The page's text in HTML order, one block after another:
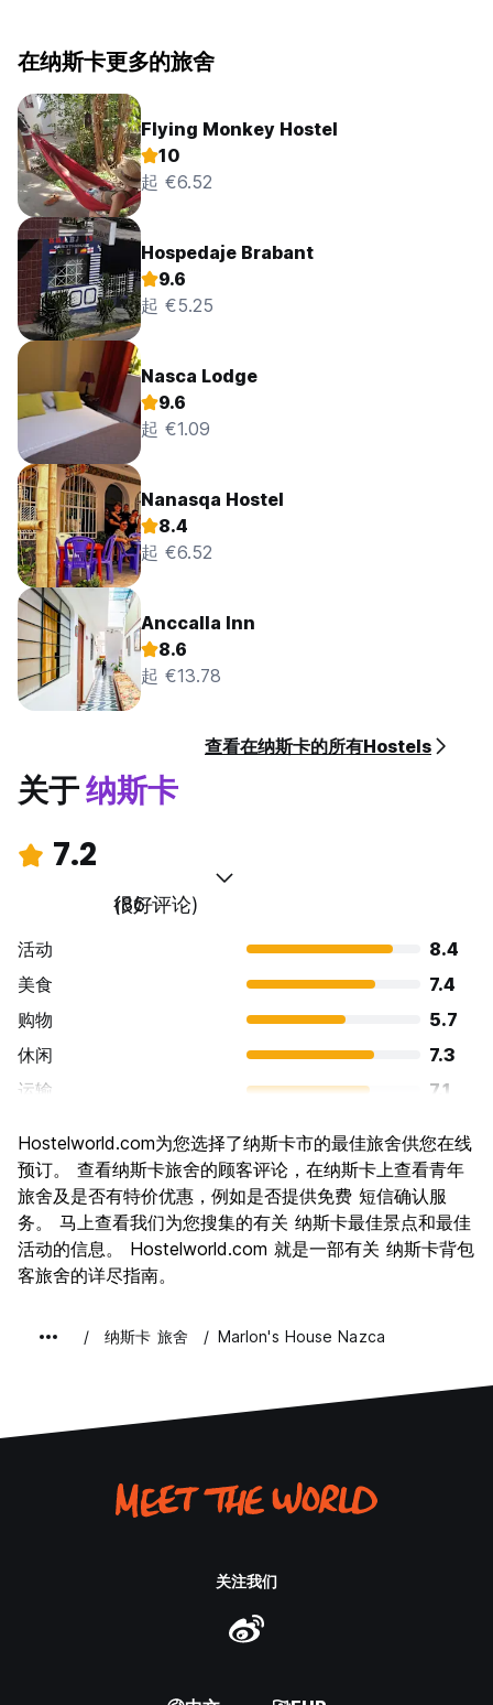
在纳斯卡更多的旅舍
Flying Monkey Hostel
10
起 €6.52
Hospedaje Brabant
9.6
起 €5.25
Nasca Lodge
9.6
起 €1.09
Nanasqa Hostel
8.4
起 €6.52
Anccalla Inn
8.6
起 €13.78
查看在纳斯卡的所有Hostels
关于纳斯卡
7.2
很好
(86 评论)
活动
8.4
美食
7.4
购物
5.7
休闲
7.3
运输
7.1
文化
8.0
夜生活
5.3
物有所值
7.3
Hostelworld.com为您选择了纳斯卡市的最佳旅舍供您在线
预订。 查看纳斯卡旅舍的顾客评论，在纳斯卡上查看青年
旅舍及是否有特价优惠，例如是否提供免费 短信确认服
务。 马上查看我们为您搜集的有关 纳斯卡最佳景点和最佳
活动的信息。 Hostelworld.com 就是一部有关 纳斯卡背包
客旅舍的详尽指南。
纳斯卡 旅舍 Marlon's House Nazca
关注我们